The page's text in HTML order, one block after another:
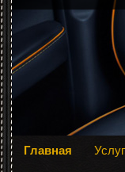
Главная